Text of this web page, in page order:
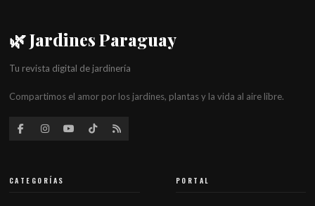
🌿 Jardines Paraguay
Tu revista digital de jardinería
Compartimos el amor por los jardines, plantas y la vida al aire libre.
CATEGORÍAS PORTAL